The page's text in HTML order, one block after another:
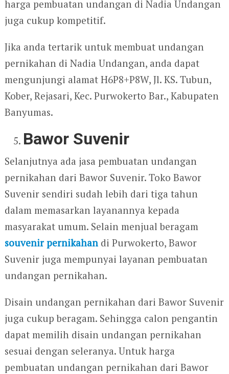
harga pembuatan undangan di Nadia Undangan
juga cukup kompetitif.
Jika anda tertarik untuk membuat undangan
pernikahan di Nadia Undangan, anda dapat
mengunjungi alamat H6P8+P8W, Jl. KS. Tubun,
Kober, Rejasari, Kec. Purwokerto Bar., Kabupaten
Banyumas.
Bawor Suvenir
Selanjutnya ada jasa pembuatan undangan
pernikahan dari Bawor Suvenir. Toko Bawor
Suvenir sendiri sudah lebih dari tiga tahun
dalam memasarkan layanannya kepada
masyarakat umum. Selain menjual beragam
souvenir pernikahandi Purwokerto, Bawor
Suvenir juga mempunyai layanan pembuatan
undangan pernikahan.
Disain undangan pernikahan dari Bawor Suvenir
juga cukup beragam. Sehingga calon pengantin
dapat memilih disain undangan pernikahan
sesuai dengan seleranya. Untuk harga
pembuatan undangan pernikahan dari Bawor